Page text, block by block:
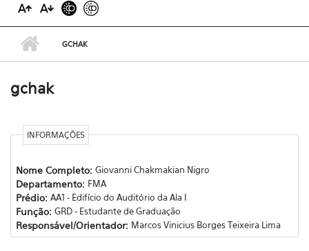
GCHAK
gchak
INFORMAÇÕES
Nome Completo: Giovanni Chakmakian Nigro
Departamento: FMA
Prédio: AA1 - Edifício do Auditório da Ala I
Função: GRD - Estudante de Graduação
Responsável/Orientador: Marcos Vinicius Borges Teixeira Lima